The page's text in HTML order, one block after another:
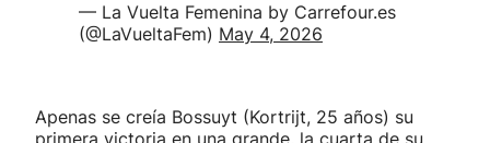
— La Vuelta Femenina by Carrefour.es
(@LaVueltaFem) May 4, 2026
Apenas se creía Bossuyt (Kortrijt, 25 años) su
primera victoria en una grande, la cuarta de su